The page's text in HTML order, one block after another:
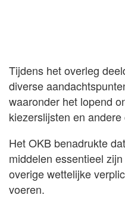
Tijdens het overleg
diverse
waaronder het lopend
kiezerslijsten en
Het OKB benadrukte
middelen essentieel
overige wettelijke
voeren.